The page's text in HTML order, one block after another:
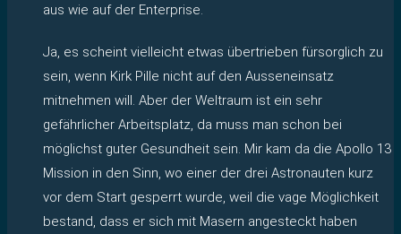
aus wie auf der Enterprise.
Ja, es scheint vielleicht etwas übertrieben fürsorglich zu
sein, wenn Kirk Pille nicht auf den Ausseneinsatz
mitnehmen will. Aber der Weltraum ist ein sehr
gefährlicher Arbeitsplatz, da muss man schon bei
möglichst guter Gesundheit sein. Mir kam da die Apollo 13
Mission in den Sinn, wo einer der drei Astronauten kurz
vor dem Start gesperrt wurde, weil die vage Möglichkeit
bestand, dass er sich mit Masern angesteckt haben